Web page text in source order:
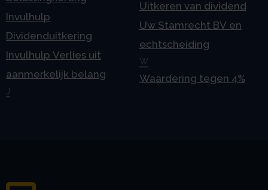
Invulhulp
Dividenduitkering
Invulhulp Verlies uit
aanmerkelijk belang
Uitkeren van dividend
Uw Stamrecht BV en
echtscheiding
W
Waardering tegen 4%